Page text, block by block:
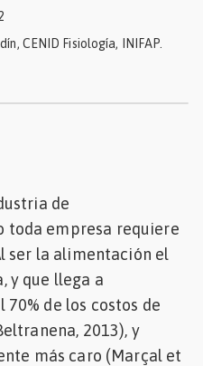
CENID Fisiología, INIFAP.
de
toda empresa requiere
ser la alimentación el
y que llega a
de los costos de
2013), y
más caro (Marçal et